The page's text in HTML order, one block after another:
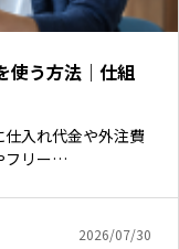
使う方法｜仕組
仕入れ代金や外注費
フリー…
2026/07/30